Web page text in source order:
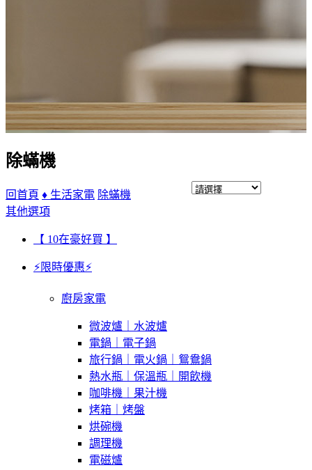
除蟎機
回首頁 ♦ 生活家電 除蟎機
其他選項
【 10在豪好買 】
⚡限時優惠⚡
廚房家電
微波爐｜水波爐
電鍋｜電子鍋
旅行鍋｜電火鍋｜鴛鴦鍋
熱水瓶｜保溫瓶｜開飲機
咖啡機｜果汁機
烤箱｜烤盤
烘碗機
調理機
電磁爐